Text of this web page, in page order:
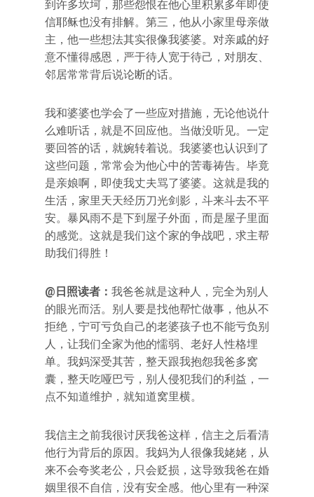
到许多坎坷，那些怨恨在他心里积累多年即使
信耶稣也没有排解。第三，他从小家里母亲做
主，他一些想法其实很像我婆婆。对亲戚的好
意不懂得感恩，严于待人宽于待己，对朋友、
邻居常常背后说论断的话。
我和婆婆也学会了一些应对措施，无论他说什
么难听话，就是不回应他。当做没听见。一定
要回答的话，就婉转着说。我婆婆也认识到了
这些问题，常常会为他心中的苦毒祷告。毕竟
是亲娘啊，即使我丈夫骂了婆婆。这就是我的
生活，家里天天经历刀光剑影，斗来斗去不平
安。暴风雨不是下到屋子外面，而是屋子里面
的感觉。这就是我们这个家的争战吧，求主帮
助我们得胜！
@日照读者： 我爸爸就是这种人，完全为别人
的眼光而活。别人要是找他帮忙做事，他从不
拒绝，宁可亏负自己的老婆孩子也不能亏负别
人，让我们全家为他的懦弱、老好人性格埋
单。我妈深受其苦，整天跟我抱怨我爸多窝
囊，整天吃哑巴亏，别人侵犯我们的利益，一
点不知道维护，就知道窝里横。
我信主之前我很讨厌我爸这样，信主之后看清
他行为背后的原因。我妈为人很像我姥姥，从
来不会夸奖老公，只会贬损，这导致我爸在婚
姻里很不自信，没有安全感。他心里有一种深